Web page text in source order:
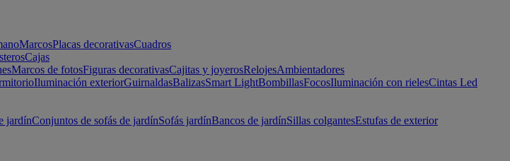
MarcosPlacas decorativasCuadros
Cajas
Marcos de fotosFiguras decorativasCajitas y joyerosRelojesAmbientadores
Iluminación exteriorGuirnaldasBalizasSmart LightBombillasFocosIluminación con rielesCintas Led
jardínConjuntos de sofás de jardínSofás jardínBancos de jardínSillas colgantesEstufas de exterior